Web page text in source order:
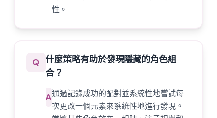
性。
Q 什麼策略有助於發現隱藏的角色組
合？
A通過記錄成功的配對並系統性地嘗試每
次更改一個元素來系統性地進行發現。